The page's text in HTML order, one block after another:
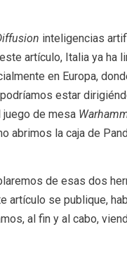
inteligencias
artículo, Italia ya ha
en Europa,
estar
juego de mesa
abrimos la caja de
de esas dos
artículo se publique,
al fin y al cabo,